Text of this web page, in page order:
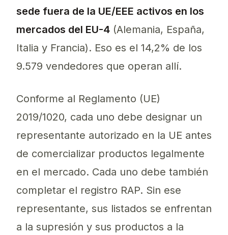
sede fuera de la UE/EEE activos en los
mercados del EU-4 (Alemania, España,
Italia y Francia). Eso es el 14,2% de los
9.579 vendedores que operan allí.
Conforme al Reglamento (UE)
2019/1020, cada uno debe designar un
representante autorizado en la UE antes
de comercializar productos legalmente
en el mercado. Cada uno debe también
completar el registro RAP. Sin ese
representante, sus listados se enfrentan
a la supresión y sus productos a la